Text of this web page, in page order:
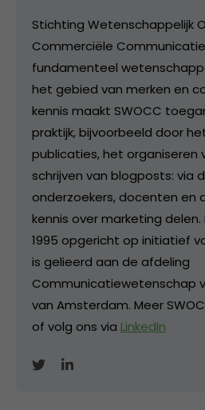
Stichting Wetenschappelijk
Commerciële
fundamenteel
het gebied van merken en
kennis maakt SWOCC
praktijk, bijvoorbeeld door
publicaties, het organiseren
schrijven van blogposts: via
onderzoekers, docenten en
kennis over marketing delen.
1995 opgericht op initiatief
is gelieerd aan de afdeling
Communicatiewetenschap
van Amsterdam. Meer
of volg ons via LinkedIn